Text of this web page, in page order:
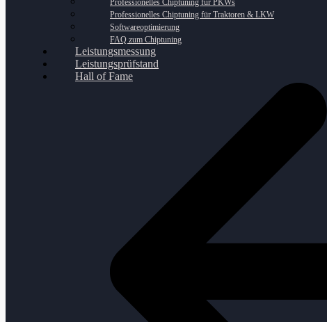
Professionelles Chiptuning für PKWs
Professionelles Chiptuning für Traktoren & LKW
Softwareoptimierung
FAQ zum Chiptuning
Leistungsmessung
Leistungsprüfstand
Hall of Fame